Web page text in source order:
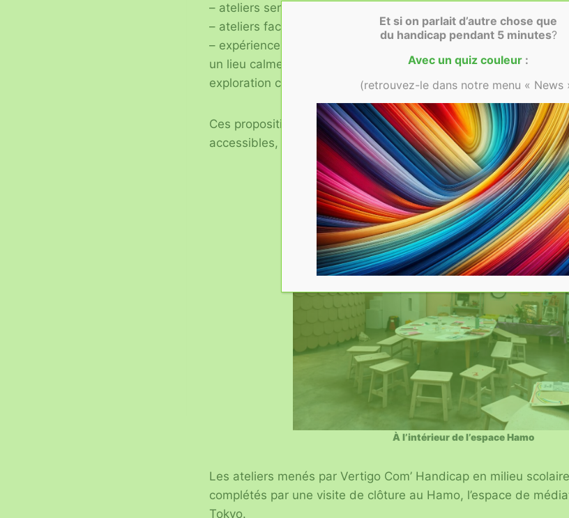
– ateliers sensoriels et tactiles pour les personnes déficientes
– ateliers faciles adaptés aux personnes présentant un
– expériences immersives au Hamo, l’espace de médiation
un lieu calme dédié à la médiation inclusive, mêlant toucher,
exploration créative.
Ces propositions assurent des conditions de visite
accessibles, où chacun peut découvrir l’art à son propre rythme.
À l’intérieur de l’espace Hamo
Les ateliers menés par Vertigo Com’ Handicap en milieu
complétés par une visite de clôture au Hamo, l’espace de
Tokyo.
Et si on parlait d’autre chose que
du handicap pendant 5 minutes?
Avec un quiz couleur :
(retrouvez-le dans notre menu « News